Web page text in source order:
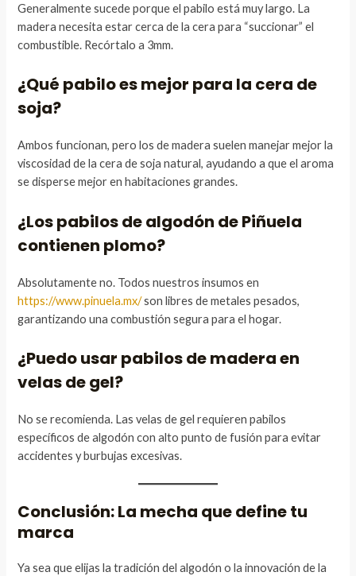
Generalmente sucede porque el pabilo está muy largo. La
madera necesita estar cerca de la cera para “succionar” el
combustible. Recórtalo a 3mm.
¿Qué pabilo es mejor para la cera de
soja?
Ambos funcionan, pero los de madera suelen manejar mejor la
viscosidad de la cera de soja natural, ayudando a que el aroma
se disperse mejor en habitaciones grandes.
¿Los pabilos de algodón de Piñuela
contienen plomo?
Absolutamente no. Todos nuestros insumos en
https://www.pinuela.mx/son libres de metales pesados,
garantizando una combustión segura para el hogar.
¿Puedo usar pabilos de madera en
velas de gel?
No se recomienda. Las velas de gel requieren pabilos
específicos de algodón con alto punto de fusión para evitar
accidentes y burbujas excesivas.
Conclusión: La mecha que define tu
marca
Ya sea que elijas la tradición del algodón o la innovación de la